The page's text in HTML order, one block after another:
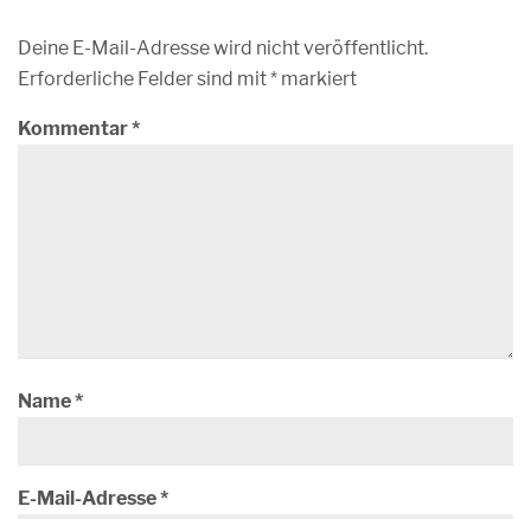
Deine E-Mail-Adresse wird nicht veröffentlicht.
Erforderliche Felder sind mit* markiert
Kommentar*
Name*
E-Mail-Adresse*